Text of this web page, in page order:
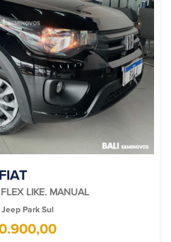
FIAT
LIKE. MANUAL
Park Sul